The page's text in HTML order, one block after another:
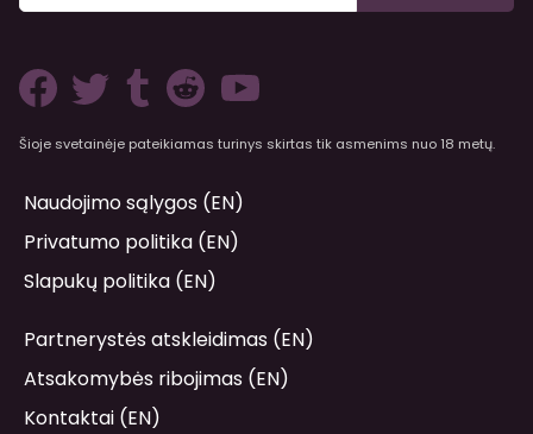
Šioje svetainėje pateikiamas turinys skirtas tik asmenims nuo 18 metų.
Naudojimo sąlygos (EN)
Privatumo politika (EN)
Slapukų politika (EN)
Partnerystės atskleidimas (EN)
Atsakomybės ribojimas (EN)
Kontaktai (EN)